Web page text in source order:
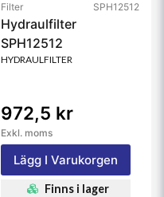
Filter SPH12512
Hydraulfilter
SPH12512
HYDRAULFILTER
972,5 kr
Exkl. moms
Lägg I Varukorgen
Finns i lager